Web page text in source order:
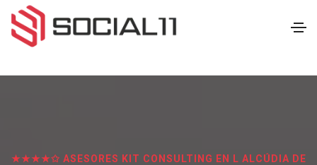
★★★★✩ ASESORES KIT CONSULTING EN L ALCÚDIA DE